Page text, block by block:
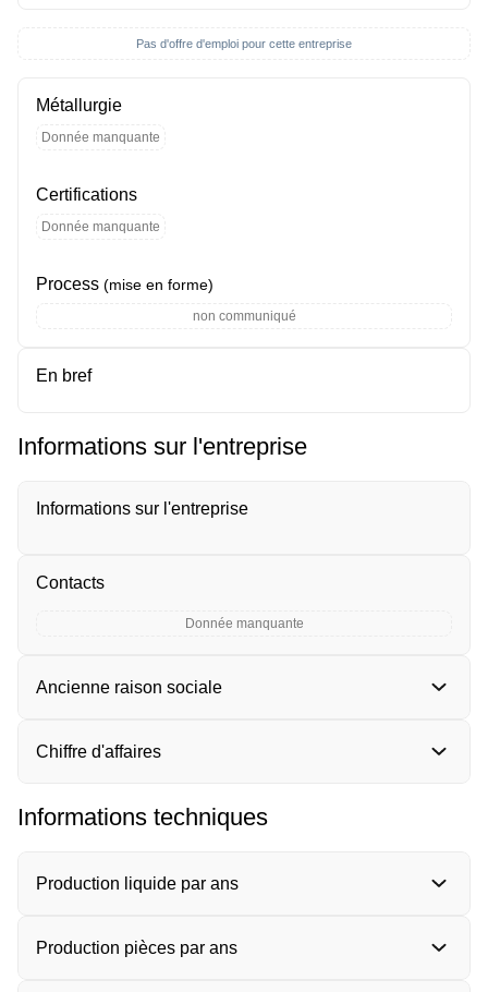
Pas d'offre d'emploi pour cette entreprise
Métallurgie
Donnée manquante
Certifications
Donnée manquante
Process (mise en forme)
non communiqué
En bref
Informations sur l'entreprise
Informations sur l'entreprise
Contacts
Donnée manquante
Ancienne raison sociale
Chiffre d'affaires
Informations techniques
Production liquide par ans
Production pièces par ans